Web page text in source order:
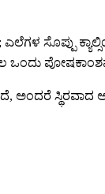
ಸೊಪ್ಪು
ಒಂದು
ಅಂದರೆ ಸ್ಥಿರವಾದ